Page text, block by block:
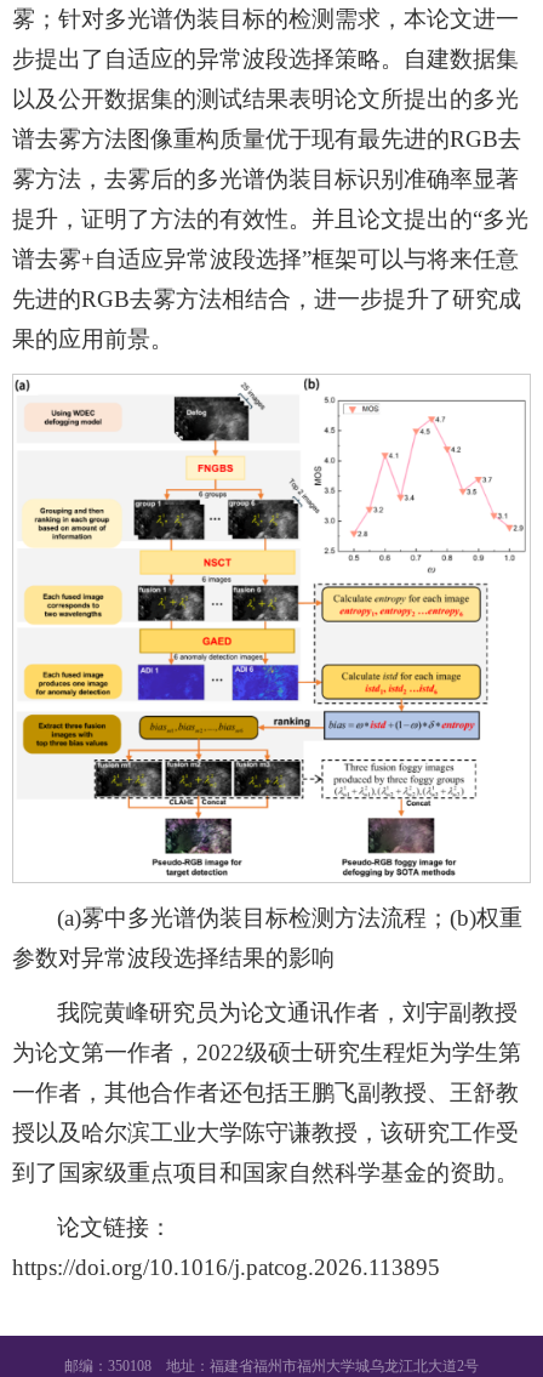
雾；针对多光谱伪装目标的检测需求，本论文进一
步提出了自适应的异常波段选择策略。自建数据集
以及公开数据集的测试结果表明论文所提出的多光
谱去雾方法图像重构质量优于现有最先进的RGB去
雾方法，去雾后的多光谱伪装目标识别准确率显著
提升，证明了方法的有效性。并且论文提出的“多光
谱去雾+自适应异常波段选择”框架可以与将来任意
先进的RGB去雾方法相结合，进一步提升了研究成
果的应用前景。
(a)雾中多光谱伪装目标检测方法流程；(b)权重
参数对异常波段选择结果的影响
我院黄峰研究员为论文通讯作者，刘宇副教授
为论文第一作者，2022级硕士研究生程炬为学生第
一作者，其他合作者还包括王鹏飞副教授、王舒教
授以及哈尔滨工业大学陈守谦教授，该研究工作受
到了国家级重点项目和国家自然科学基金的资助。
论文链接：
https://doi.org/10.1016/j.patcog.2026.113895
邮编：350108 地址：福建省福州市福州大学城乌龙江北大道2号